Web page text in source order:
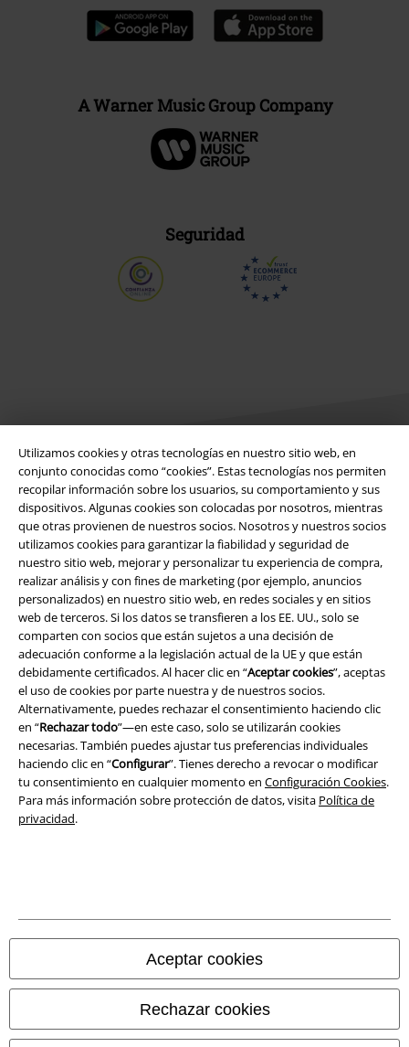
Utilizamos cookies y otras tecnologías en nuestro sitio web, en
conjunto conocidas como “cookies”. Estas tecnologías nos permiten
recopilar información sobre los usuarios, su comportamiento y sus
dispositivos. Algunas cookies son colocadas por nosotros, mientras
que otras provienen de nuestros socios. Nosotros y nuestros socios
utilizamos cookies para garantizar la fiabilidad y seguridad de
nuestro sitio web, mejorar y personalizar tu experiencia de compra,
realizar análisis y con fines de marketing (por ejemplo, anuncios
personalizados) en nuestro sitio web, en redes sociales y en sitios
web de terceros. Si los datos se transfieren a los EE. UU., solo se
comparten con socios que están sujetos a una decisión de
adecuación conforme a la legislación actual de la UE y que están
debidamente certificados. Al hacer clic en “Aceptar cookies”, aceptas
el uso de cookies por parte nuestra y de nuestros socios.
Alternativamente, puedes rechazar el consentimiento haciendo clic
en “Rechazar todo”—en este caso, solo se utilizarán cookies
necesarias. También puedes ajustar tus preferencias individuales
haciendo clic en “Configurar”. Tienes derecho a revocar o modificar
tu consentimiento en cualquier momento en Configuración Cookies.
Para más información sobre protección de datos, visita Política de
privacidad.
Aceptar cookies
Rechazar cookies
A Warner Music Group Company
Seguridad
Legal
Términos y Condiciones
Aviso Legal
Ley protección de datos
Eliminación de residuos y protección del medioambiente
Declaración de Conformidad
Información sobre accesibilidad
Configuración Cookies
Cancelar pedido
Tiendas EMP online
EMP International